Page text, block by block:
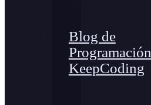
Blog de
Programación
KeepCoding